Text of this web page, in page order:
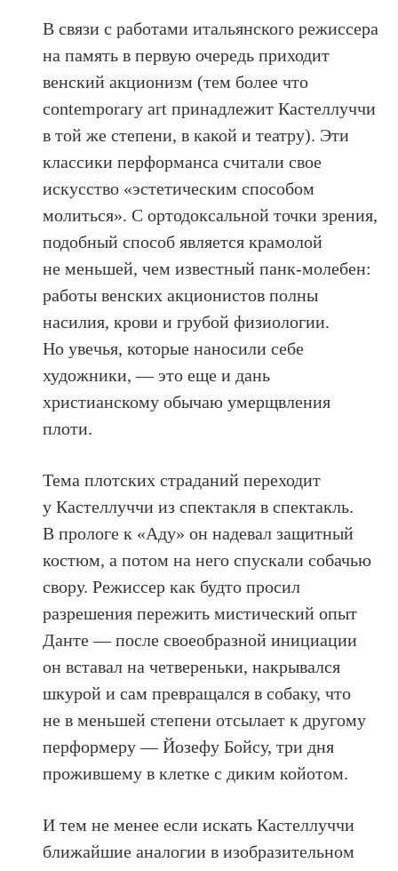
В связи с работами итальянского режиссера
на память в первую очередь приходит
венский акционизм (тем более что
contemporary art принадлежит Кастеллуччи
в той же степени, в какой и театру). Эти
классики перформанса считали свое
искусство «эстетическим способом
молиться». С ортодоксальной точки зрения,
подобный способ является крамолой
не меньшей, чем известный панк-молебен:
работы венских акционистов полны
насилия, крови и грубой физиологии.
Но увечья, которые наносили себе
художники, — это еще и дань
христианскому обычаю умерщвления
плоти.
Тема плотских страданий переходит
у Кастеллуччи из спектакля в спектакль.
В прологе к «Аду» он надевал защитный
костюм, а потом на него спускали собачью
свору. Режиссер как будто просил
разрешения пережить мистический опыт
Данте — после своеобразной инициации
он вставал на четвереньки, накрывался
шкурой и сам превращался в собаку, что
не в меньшей степени отсылает к другому
перформеру — Йозефу Бойсу, три дня
прожившему в клетке с диким койотом.
И тем не менее если искать Кастеллуччи
ближайшие аналогии в изобразительном